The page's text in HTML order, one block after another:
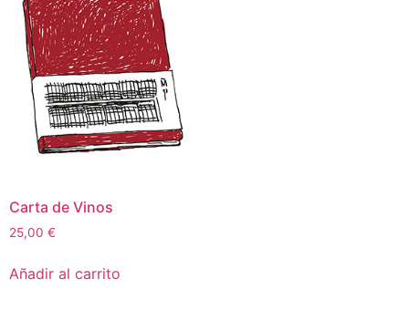
Carta de Vinos
25,00 €
Añadir al carrito